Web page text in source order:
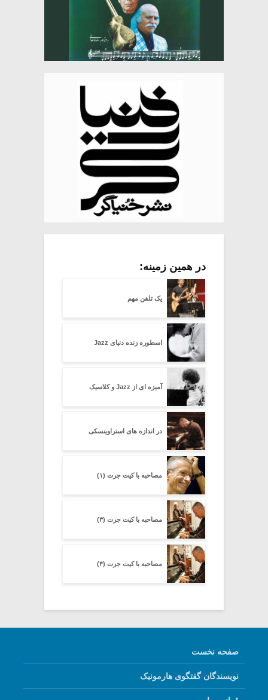
در همین زمینه:
یک تلفن مهم
اسطوره زنده دنیای Jazz
آمیزه ای از Jazz و کلاسیک
در اندازه های استراوینسکی
مصاحبه با کیت جرت (۱)
مصاحبه با کیت جرت (۳)
مصاحبه با کیت جرت (۴)
صفحه نخست
نویسندگان گفتگوی هارمونیک